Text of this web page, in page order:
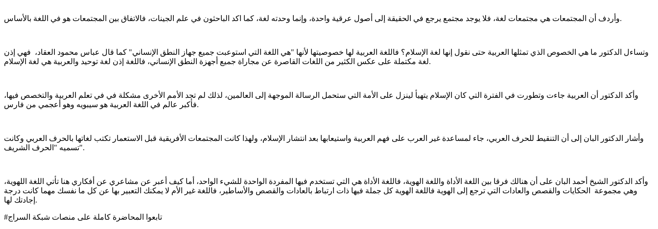
وأردف أن المجتمعات هي مجتمعات لغة، فلا يوجد مجتمع يرجع في الحقيقة إلى أصول عرقية واحدة، وإنما وحدته لغة، كما اكد الباحثون في علم الجينات، فالاتفاق بين المجتمعات هو في اللغة بالأساس.
وتساءل الدكتور ما هي الخصوص الذي تمثلها العربية حتى نقول إنها لغة الإسلام؟ فاللغة العربية لها خصوصيتها لأنها "هي اللغة التي استوعبت جميع جهاز النطق الإنساني" كما قال عباس محمود العقاد، فهي إذن
لغة مكتملة على عكس الكثير من اللغات القاصرة عن مجاراة جميع أجهزة النطق الإنساني، فاللغة إذن لغة توحيد والعربية هي لغة الإسلام.
وأكد الدكتور أن العربية جاءت وتطورت في الفترة التي كان الإسلام يتهيأ لينزل على الأمة التي ستحمل الرسالة الموجهة إلى العالمين، لذلك لم تجد الأمم الأخرى مشكلة في في تعلم العربية والتخصص فيها،
فأكبر عالم في اللغة العربية هو سيبويه وهو أعجمي من فارس.
وأشار الدكتور البان إلى أن التنقيط للحرف العربي، جاء لمساعدة غير العرب على فهم العربية واستيعابها بعد انتشار الإسلام، ولهذا كانت المجتمعات الأفريقية قبل الاستعمار تكتب لغاتها بالحرف العربي وكانت
تسميه "الحرف الشريف".
وأكد الدكتور الشيخ أحمد البان على أن هنالك فرقا بين اللغة الأداة واللغة الهوية، فاللغة الأداة هي التي تستخدم فيها المفردة الواحدة للشيء الواحد، أما كيف أعبر عن مشاعري عن أفكاري هنا تأتي اللغة اللهوية،
وهي مجموعة الحكايات والقصص والعادات التي ترجع إلى الهوية فاللغة الهوية كل جملة فيها ذات ارتباط بالعادات والقصص والأساطير، فاللغة غير الأم لا يمكنك التعبير بها عن كل ما نفسك مهما كانت درجة
إجادتك لها.
#تابعوا المحاضرة كاملة على منصات شبكة السراج